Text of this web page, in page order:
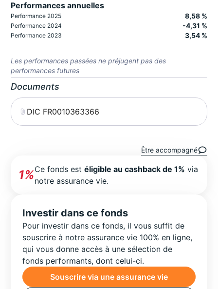
Performances annuelles
Performance 2025 8,58 %
Performance 2024 -4,31 %
Performance 2023 3,54 %
Les performances passées ne préjugent pas des
performances futures
Documents
DIC FR0010363366
Être accompagné
1%Ce fonds estéligible au cashback de 1% via
notre assurance vie.
Investir dans ce fonds
Pour investir dans ce fonds, il vous suffit de
souscrire à notre assurance vie 100% en ligne,
qui vous donne accès à une sélection de
fonds performants, dont celui-ci.
Souscrire via une assurance vie